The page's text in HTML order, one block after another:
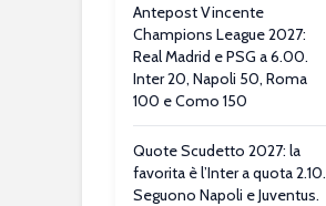
Antepost Vincente
Champions League 2027:
Real Madrid e PSG a 6.00.
Inter 20, Napoli 50, Roma
100 e Como 150
Quote Scudetto 2027: la
favorita è l’Inter a quota 2.10.
Seguono Napoli e Juventus.